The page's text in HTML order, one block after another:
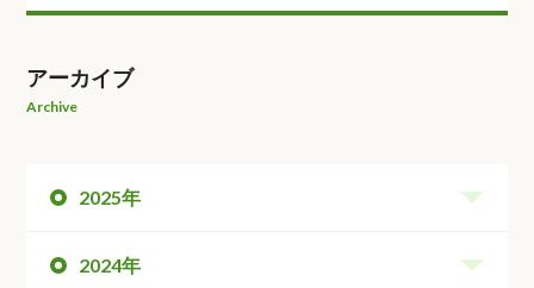
アーカイブ
Archive
2025年
2024年